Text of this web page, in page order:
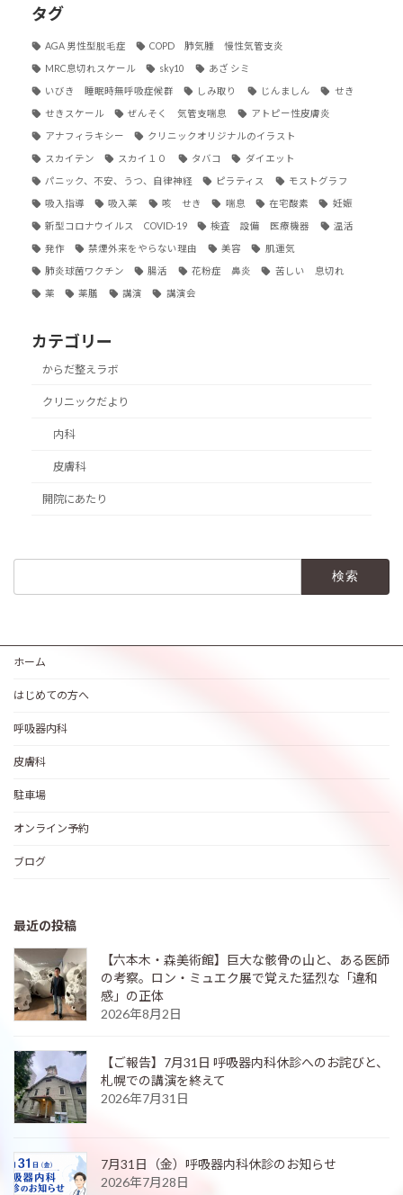
タグ
AGA 男性型脱毛症 COPD 肺気腫 慢性気管支炎
MRC息切れスケール sky10 あざ シミ
いびき 睡眠時無呼吸症候群 しみ取り じんましん せき
せきスケール ぜんそく 気管支喘息 アトピー性皮膚炎
アナフィラキシー クリニックオリジナルのイラスト
スカイテン スカイ１０ タバコ ダイエット
パニック、不安、うつ、自律神経 ピラティス モストグラフ
吸入指導 吸入薬 咳 せき 喘息 在宅酸素 妊娠
新型コロナウイルス COVID-19 検査 設備 医療機器 温活
発作 禁煙外来をやらない理由 美容 肌運気
肺炎球菌ワクチン 腸活 花粉症 鼻炎 苦しい 息切れ
薬 薬膳 講演 講演会
カテゴリー
からだ整えラボ
クリニックだより
内科
皮膚科
開院にあたり
ホーム
はじめての方へ
呼吸器内科
皮膚科
駐車場
オンライン予約
ブログ
最近の投稿
【六本木・森美術館】巨大な骸骨の山と、ある医師
の考察。ロン・ミュエク展で覚えた猛烈な「違和
感」の正体
2026年8月2日
【ご報告】7月31日 呼吸器内科休診へのお詫びと、
札幌での講演を終えて
2026年7月31日
7月31日（金）呼吸器内科休診のお知らせ
2026年7月28日